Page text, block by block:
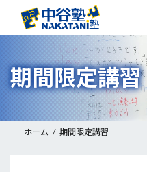
コ
ン
テ
ン
ツ
へ
ナ
ビ
ゲ
ー
シ
ョ
期間限定講習
ホーム 期間限定講習